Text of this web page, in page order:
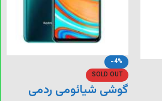
-4%
SOLD OUT
گوشی شیائومی ردمی